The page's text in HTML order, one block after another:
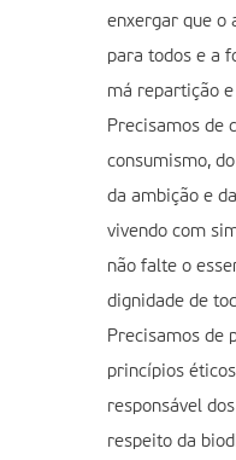
enxergar que o
para todos e a
má repartição
Precisamos de
consumismo,
da ambição e
vivendo com
não falte o
dignidade de
Precisamos de
princípios
responsável
respeito da